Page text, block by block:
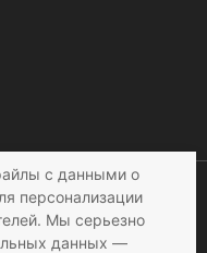
и
данные
нашего сайта в
с данными о
персонализации
Мы серьезно
данных —